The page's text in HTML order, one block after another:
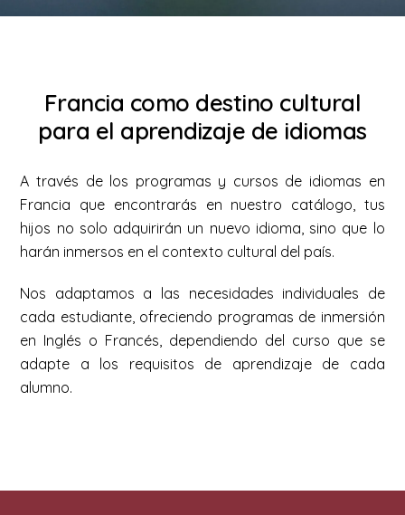
Francia como destino cultural
para el aprendizaje de idiomas
A través de los programas y cursos de idiomas en
Francia que encontrarás en nuestro catálogo, tus
hijos no solo adquirirán un nuevo idioma, sino que lo
harán inmersos en el contexto cultural del país.
Nos adaptamos a las necesidades individuales de
cada estudiante, ofreciendo programas de inmersión
en Inglés o Francés, dependiendo del curso que se
adapte a los requisitos de aprendizaje de cada
alumno.